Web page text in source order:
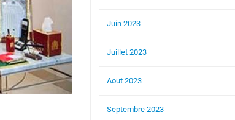
Juin 2023
Juillet 2023
Aout 2023
Septembre 2023